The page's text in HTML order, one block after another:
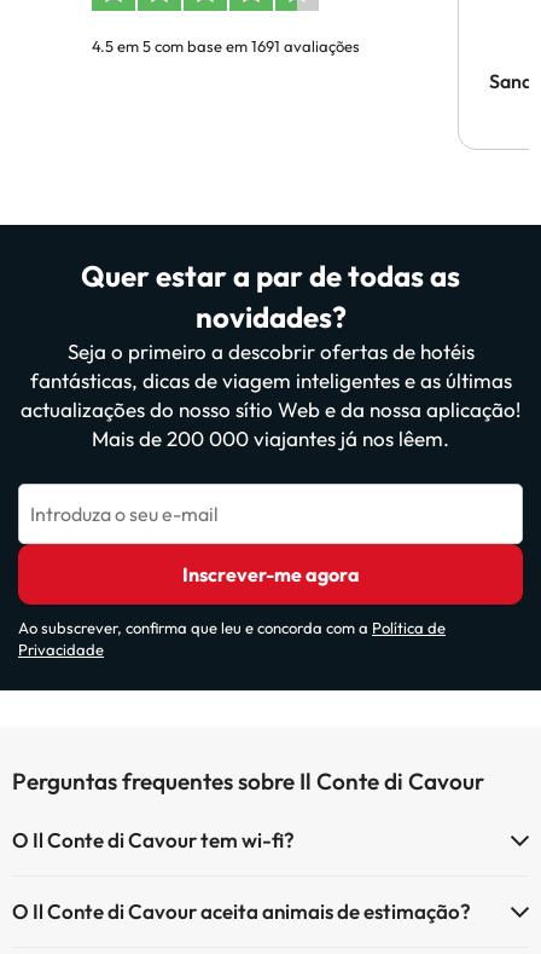
4.5 em 5 com base em 1691 avaliações
Quer estar a par de todas as
novidades?
Seja o primeiro a descobrir ofertas de hotéis
fantásticas, dicas de viagem inteligentes e as últimas
actualizações do nosso sítio Web e da nossa aplicação!
Mais de 200 000 viajantes já nos lêem.
Introduza o seu e-mail
Inscrever-me agora
Ao subscrever, confirma que leu e concorda com a Política de
Privacidade
Perguntas frequentes sobre Il Conte di Cavour
O Il Conte di Cavour tem wi-fi?
O Il Conte di Cavour aceita animais de estimação?